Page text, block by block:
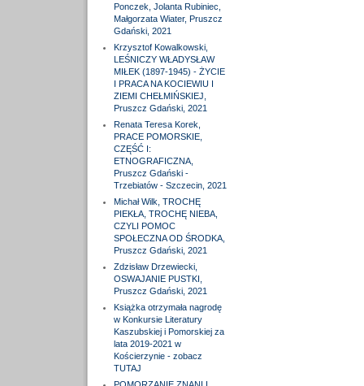
Ponczek, Jolanta Rubiniec,
Małgorzata Wiater, Pruszcz
Gdański, 2021
Krzysztof Kowalkowski,
LEŚNICZY WŁADYSŁAW
MIŁEK (1897-1945) - ŻYCIE
I PRACA NA KOCIEWIU I
ZIEMI CHEŁMIŃSKIEJ,
Pruszcz Gdański, 2021
Renata Teresa Korek,
PRACE POMORSKIE,
CZĘŚĆ I:
ETNOGRAFICZNA,
Pruszcz Gdański -
Trzebiatów - Szczecin, 2021
Michał Wilk, TROCHĘ
PIEKŁA, TROCHĘ NIEBA,
CZYLI POMOC
SPOŁECZNA OD ŚRODKA,
Pruszcz Gdański, 2021
Zdzisław Drzewiecki,
OSWAJANIE PUSTKI,
Pruszcz Gdański, 2021
Książka otrzymała nagrodę
w Konkursie Literatury
Kaszubskiej i Pomorskiej za
lata 2019-2021 w
Kościerzynie - zobacz
TUTAJ